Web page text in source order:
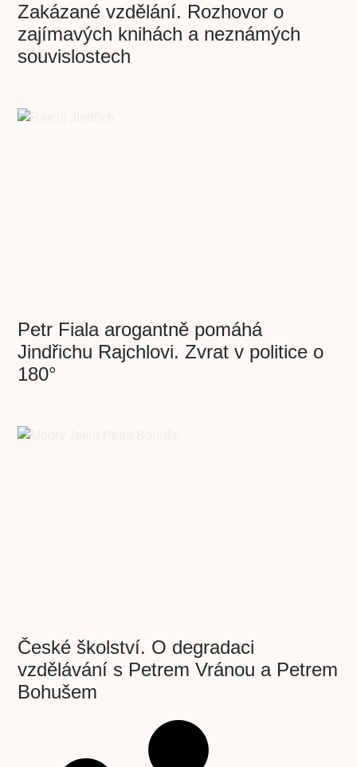
Zakázané vzdělání. Rozhovor o
zajímavých knihách a neznámých
souvislostech
Petr Fiala arogantně pomáhá
Jindřichu Rajchlovi. Zvrat v politice o
180°
České školství. O degradaci
vzdělávání s Petrem Vránou a Petrem
Bohušem